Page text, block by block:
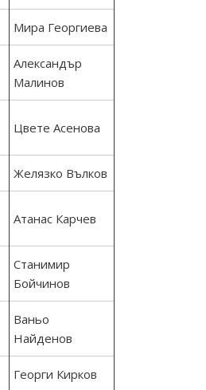
Мира Георгиева
Александър
Малинов
Цвете Асенова
Желязко Вълков
Атанас Карчев
Станимир
Бойчинов
Ваньо
Найденов
Георги Кирков